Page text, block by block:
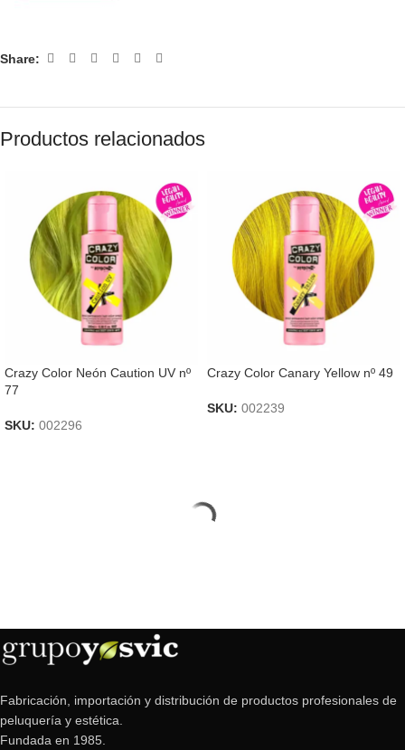
Share:
Productos relacionados
Crazy Color Neón Caution UV nº
77
SKU: 002296
Crazy Color Canary Yellow nº 49
SKU: 002239
Fabricación, importación y distribución de productos profesionales de
peluquería y estética.
Fundada en 1985.